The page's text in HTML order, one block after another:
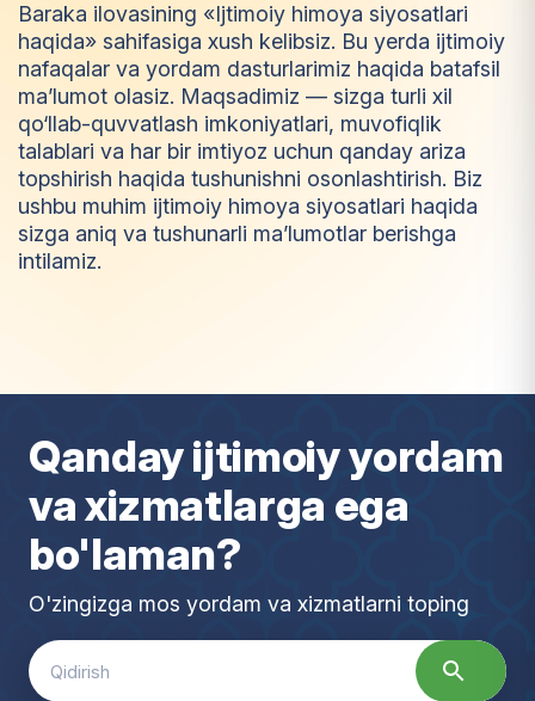
Baraka ilovasining «Ijtimoiy himoya siyosatlari
haqida» sahifasiga xush kelibsiz. Bu yerda ijtimoiy
nafaqalar va yordam dasturlarimiz haqida batafsil
ma’lumot olasiz. Maqsadimiz — sizga turli xil
qo‘llab-quvvatlash imkoniyatlari, muvofiqlik
talablari va har bir imtiyoz uchun qanday ariza
topshirish haqida tushunishni osonlashtirish. Biz
ushbu muhim ijtimoiy himoya siyosatlari haqida
sizga aniq va tushunarli ma’lumotlar berishga
intilamiz.
mtiy oz
Qanday ijtimoiy yordam
va xizmatlarga ega
bo'laman?
O'zingizga mos yordam va xizmatlarni toping
Search
for: